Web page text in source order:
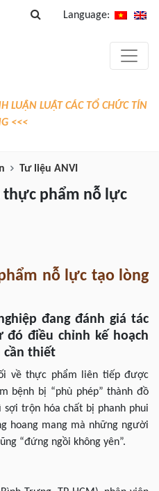
Language:
LUẬT CÁC TỔ CHỨC TÍN
<<<
Tư liệu ANVI
thực phẩm nỗ lực
nỗ lực tạo lòng
đang đánh giá tác
đó điều chỉnh kế hoạch
cần thiết
về thực phẩm liên tiếp được
bệnh bị “phù phép” thành đồ
trộn hóa chất bị phanh phui
hoang mang mà những người
“đứng ngồi không yên”.